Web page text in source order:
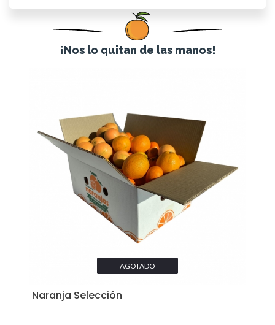
¡Nos lo quitan de las manos!
AGOTADO
Naranja Selección